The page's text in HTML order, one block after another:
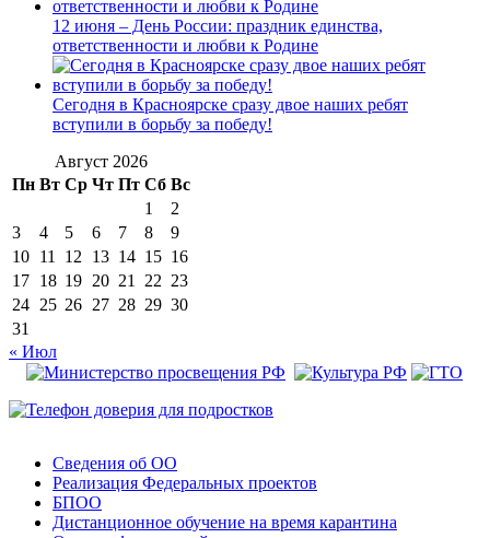
12 июня – День России: праздник единства,
ответственности и любви к Родине
Сегодня в Красноярске сразу двое наших ребят
вступили в борьбу за победу!
Август 2026
Пн Вт Ср Чт Пт Сб Вс
1
2
3
4 5 6 7 8
9
10 11 12 13 14 15 16
17 18 19 20 21 22 23
24 25 26 27 28 29 30
31
« Июл
Сведения об ОО
Реализация Федеральных проектов
БПОО
Дистанционное обучение на время карантина